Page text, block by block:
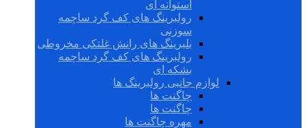
استوانه ای
رولبرینگ های کف گرد ساچمه
سوزنی
بلبرینگ های رانش غلتکی مخروطی
رولبرینگ های کف گرد ساچمه
بشکه ای
لوازم جانبی رولبرینگ ها
چاگنت ها
چاگنت ها
مهره چاگنت ها